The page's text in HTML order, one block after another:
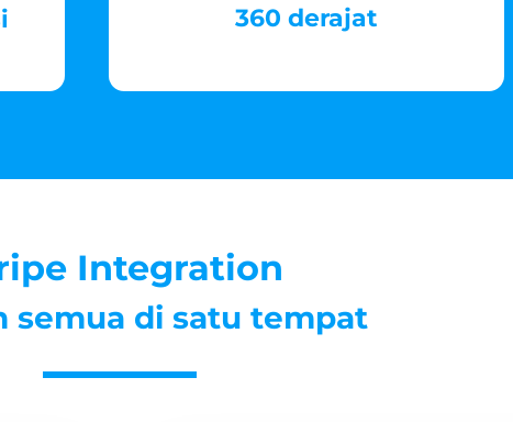
360 derajat
Integration
semua di satu tempat